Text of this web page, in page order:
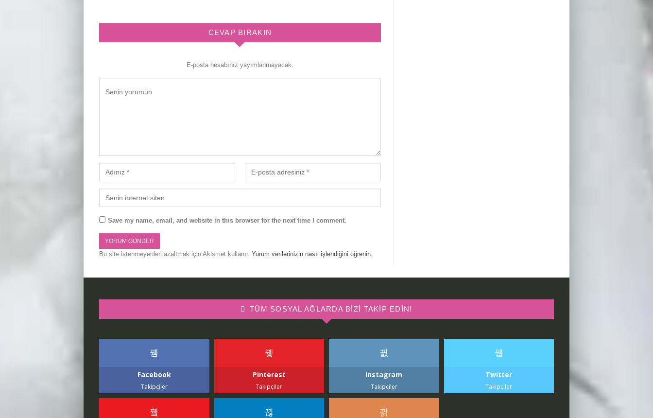
CEVAP BIRAKIN
E-posta hesabınız yayımlanmayacak.
Save my name, email, and website in this browser for the next time I comment.
Bu site istenmeyenleri azaltmak için Akismet kullanır. Yorum verilerinizin nasıl işlendiğini öğrenin.
TÜM SOSYAL AĞLARDA BIZI TAKIP EDIN!
Facebook
Takipçiler
Pinterest
Takipçiler
Instagram
Takipçiler
Twitter
Takipçiler